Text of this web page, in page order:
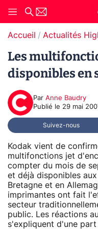
Accueil Actualités
Les
disponibles en
Par Anne Baudry
Publié le 29 mai
Suivez-nous
Kodak vient de
multifonctions jet
compter du mois de
et déjà disponibles
Bretagne et en
imprimantes ont fait
secteur
public. Les réactions
s'expliquent d'une